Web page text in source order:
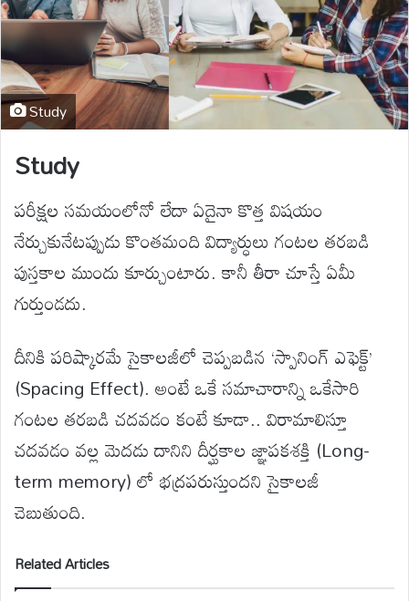
Study
Study
పరీక్షల సమయంలోనో లేదా ఏదైనా కొత్త విషయం
నేర్చుకునేటప్పుడు కొంతమంది విద్యార్ధులు గంటల తరబడి
పుస్తకాల ముందు కూర్చుంటారు. కానీ తీరా చూస్తే ఏమీ
గుర్తుండదు.
దీనికి పరిష్కారమే సైకాలజీలో చెప్పబడిన ‘స్పానింగ్ ఎఫెక్ట్’
(Spacing Effect). అంటే ఒకే సమాచారాన్ని ఒకేసారి
గంటల తరబడి చదవడం కంటే కూడా.. విరామాలిస్తూ
చదవడం వల్ల మెదడు దానిని దీర్ఘకాల జ్ఞాపకశక్తి (Long-
term memory) లో భద్రపరుస్తుందని సైకాలజీ
చెబుతుంది.
Related Articles